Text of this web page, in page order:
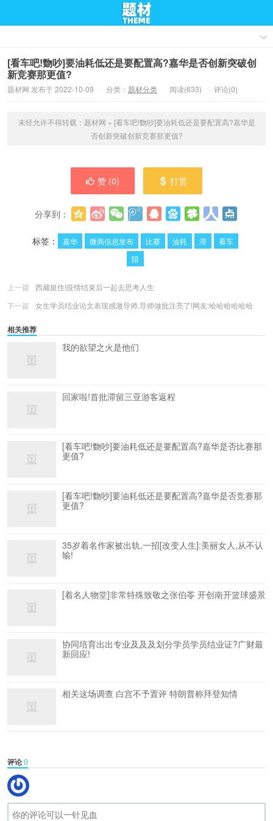
[看车吧!覅吵]要油耗低还是要配置高?嘉华是否创新突破创
新竞赛那更值?
题材网 发布于 2022-10-09 分类： 题材分类 阅读(633) 评论(0)
未经允许不得转载： 题材网 » [看车吧!覅吵]要油耗低还是要配置高?嘉华是
否创新突破创新竞赛那更值?
赞 (0) 打赏
分享到：
标签：
嘉华 微商信息发布 比赛 油耗 滞
看车
陪
上一篇
西藏挺住!疫情结束后一起去思考人生
下一篇
女生学员结业论文表现感激导师,导师做批注亮了!网友:哈哈哈哈哈哈
相关推荐
我的欲望之火是他们
回家啦!首批滞留三亚游客返程
[看车吧!覅吵]要油耗低还是要配置高?嘉华是否比赛那
更值?
[看车吧!覅吵]要油耗低还是要配置高?嘉华是否竞赛那
更值?
35岁着名作家被出轨,一招[改变人生]:美丽女人,从不认
输!
[着名人物堂]非常特殊致敬之张伯苓 开创南开篮球盛景
协同培育出出专业及及及划分学员学员结业证?广财最
新回应!
相关这场调查 白宫不予置评 特朗普称拜登知情
评论0